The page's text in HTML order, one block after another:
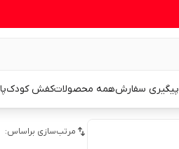
پیگیری سفارشهمه محصولاتکفش کودک
مرتب‌سازی براساس: